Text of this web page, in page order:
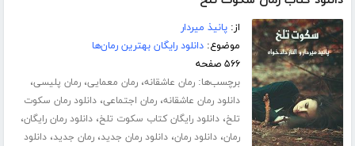
از:پانیذ میردار
موضوع:دانلود رایگان بهترین رمان‌ها
۵۶۶ صفحه
برچسب‌ها:رمان عاشقانه،رمان معمایی،رمان پلیسی،
دانلود رمان عاشقانه،رمان اجتماعی،دانلود رمان سکوت
تلخ،دانلود رایگان کتاب سکوت تلخ،دانلود رمان رایگان،
رمان،دانلود رمان،دانلود رمان جدید،رمان جدید،دانلود